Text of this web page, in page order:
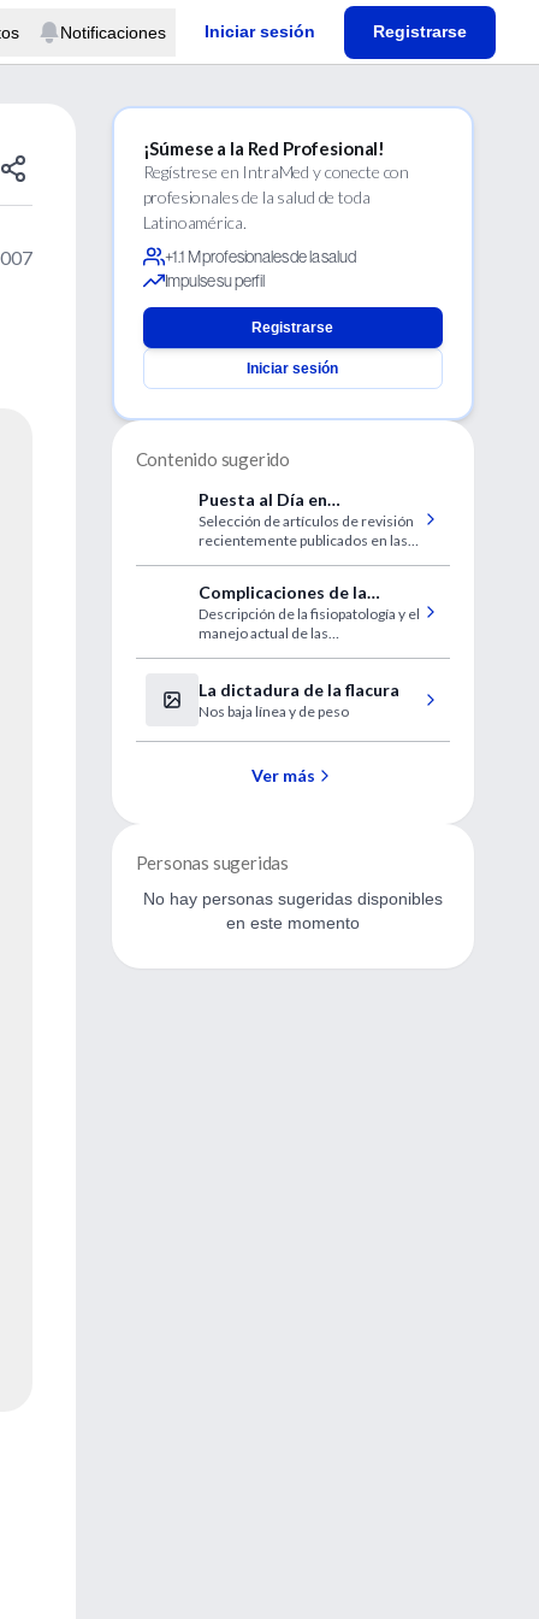
Notificaciones Iniciar sesión Registrarse
¡Súmese a la Red Profesional!
Regístrese en IntraMed y conecte con
profesionales de la salud de toda
Latinoamérica.
+1.1 M profesionales de la salud
Impulse su perfil
Registrarse
Iniciar sesión
Contenido sugerido
Puesta al Día en
Gastroenterología
Selección de artículos de revisión
recientemente publicados en las
Complicaciones de la
hipertensión portal
Descripción de la fisiopatología y el
manejo actual de las
la profilaxis y el tratamiento de las
várices sangrantes y la ascitis.
La dictadura de la flacura
Nos baja línea y de peso
Ver más
Personas sugeridas
No hay personas sugeridas disponibles
en este momento